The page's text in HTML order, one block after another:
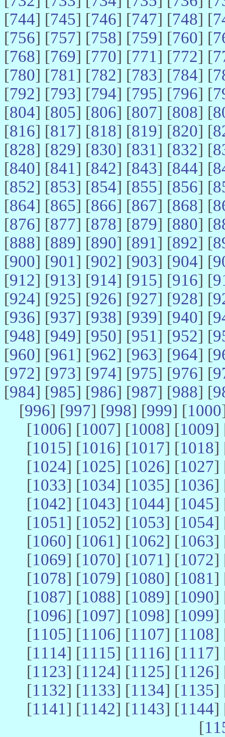
[744] [745] [746] [747] [748] [
[756] [757] [758] [759] [760] [
[768] [769] [770] [771] [772] [
[780] [781] [782] [783] [784] [
[792] [793] [794] [795] [796] [
[804] [805] [806] [807] [808] [
[816] [817] [818] [819] [820] [
[828] [829] [830] [831] [832] [
[840] [841] [842] [843] [844] [
[852] [853] [854] [855] [856] [
[864] [865] [866] [867] [868] [
[876] [877] [878] [879] [880] [
[888] [889] [890] [891] [892] [
[900] [901] [902] [903] [904] [
[912] [913] [914] [915] [916] [
[924] [925] [926] [927] [928] [
[936] [937] [938] [939] [940] [
[948] [949] [950] [951] [952] [
[960] [961] [962] [963] [964] [
[972] [973] [974] [975] [976] [
[984] [985] [986] [987] [988] [
[996] [997] [998] [999] [1000
[1006] [1007] [1008] [1009]
[1015] [1016] [1017] [1018]
[1024] [1025] [1026] [1027]
[1033] [1034] [1035] [1036]
[1042] [1043] [1044] [1045]
[1051] [1052] [1053] [1054]
[1060] [1061] [1062] [1063]
[1069] [1070] [1071] [1072]
[1078] [1079] [1080] [1081]
[1087] [1088] [1089] [1090]
[1096] [1097] [1098] [1099]
[1105] [1106] [1107] [1108]
[1114] [1115] [1116] [1117]
[1123] [1124] [1125] [1126]
[1132] [1133] [1134] [1135]
[1141] [1142] [1143] [1144]
[